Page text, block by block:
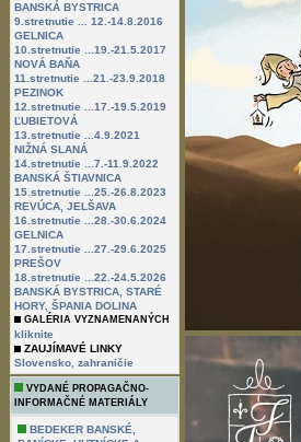
BANSKÁ BYSTRICA
9.stretnutie ... 12.-14.8.2016
GELNICA
10.stretnutie ...19.-21.5.2017
NOVÁ BAŇA
11.stretnutie ...21.-23.9.2018
PEZINOK
12.stretnutie ...17.-19.5.2019
ĽUBIETOVÁ
13.stretnutie ...4.9.2021
NIŽNÁ SLANÁ
14.stretnutie ...7.-11.9.2022
BANSKÁ ŠTIAVNICA
15.stretnutie ...25.-26.8.2023
REVÚCA, JELŠAVA
16.stretnutie ...28.-30.6.2024
GELNICA
17.stretnutie ...27.-29.6.2025
PREŠOV
18.stretnutie ...22.-24.5.2026
BANSKÁ BYSTRICA, STARÉ
HORY, ŠPANIA DOLINA
GALÉRIA VYZNAMENANÝCH
kliknite
ZAUJÍMAVÉ LINKY
Slovensko zahraničie
VYDANÉ PROPAGAČNO-
INFORMAČNÉ MATERIÁLY
BEDEKER BANSKÉ,